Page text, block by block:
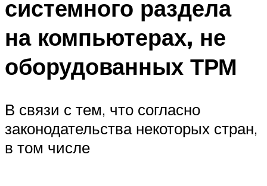
системного раздела
на компьютерах, не
оборудованных ТРМ
В связи с тем, что согласно
законодательства некоторых стран,
в том числе